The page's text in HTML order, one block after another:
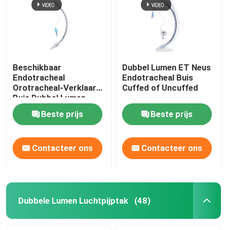
Beschikbaar
Endotracheal
Orotracheal-Verklaard
Buis Dubbel Lumen
ETT ISO13485
Beste prijs
Contacteer ons
Dubbel Lumen ET Neus
Endotracheal Buis
Cuffed of Uncuffed
Beste prijs
Contacteer ons
Dubbele Lumen Luchtpijptak (48)